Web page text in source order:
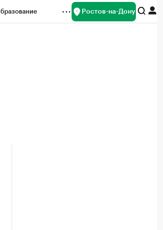
Ростов-на-Дону